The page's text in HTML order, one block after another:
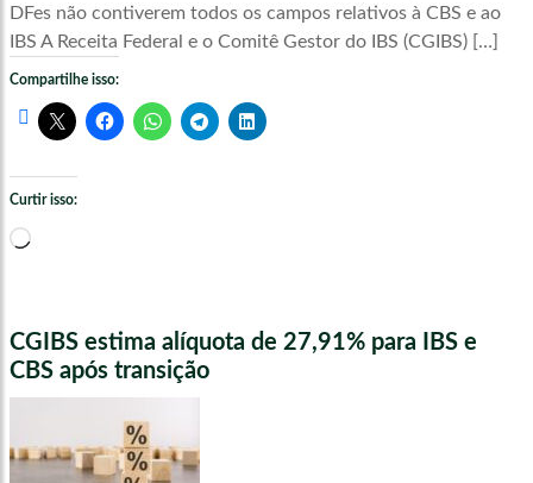
DFes não contiverem todos os campos relativos à CBS e ao
IBS A Receita Federal e o Comitê Gestor do IBS (CGIBS) […]
Compartilhe isso:
Curtir isso:
Carregando...
CGIBS estima alíquota de 27,91% para IBS e
CBS após transição